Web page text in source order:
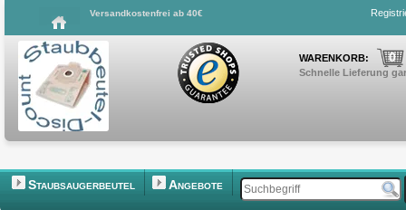
Versandkostenfrei ab 40€
WARENKORB: 0
Schnelle Lieferung
Staubsaugerbeutel Angebote